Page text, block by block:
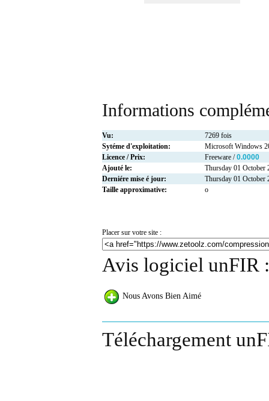
Informations
Vu:
7269 fois
Sytéme d'exploitation:
Microsoft Windows
Licence / Prix:
Freeware /0.0000
Ajouté le:
Thursday 01 October
Derniére mise é jour:
Thursday 01 October
Taille approximative:
o
Placer sur votre site :
Avis logiciel unFIR :
Nous Avons Bien Aimé
Téléchargement